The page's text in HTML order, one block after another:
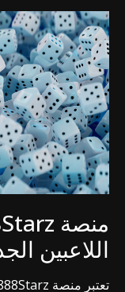
اللاعبين